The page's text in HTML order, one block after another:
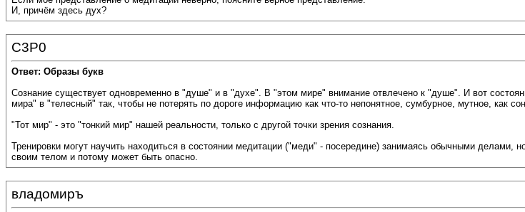
И, причём здесь дух?
C3P0
Ответ: Образы букв
Сознание существует одновременно в "душе" и в "духе". В "этом мире" внимание отвлечено к "душе". И вот
мира" в "телесный" так, чтобы не потерять по дороге информацию как что-то непонятное, сумбурное, мутное, как
"Тот мир" - это "тонкий мир" нашей реальности, только с другой точки зрения сознания.
Тренировки могут научить находиться в состоянии медитации ("меди" - посередине) занимаясь обычными
своим телом и потому может быть опасно.
владомиръ